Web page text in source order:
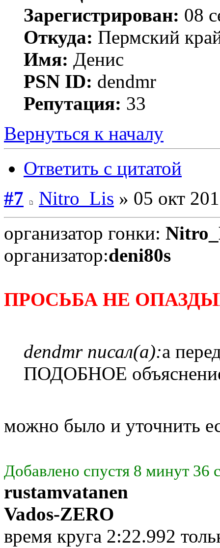
Зарегистрирован: 08
Откуда: Пермский
Имя: Денис
PSN ID: dendmr
Репутация: 33
Вернуться к началу
Ответить с цитатой
#7
Nitro_Lis » 05 окт
организатор гонки:
организатор:deni80s
ПРОСЬБА НЕ
dendmr писал(а):а
ПОДОБНОЕ
можно было и уточнить
Добавлено спустя 8 минут 36
rustamvatanen
Vados-ZERO
время круга 2:22.992